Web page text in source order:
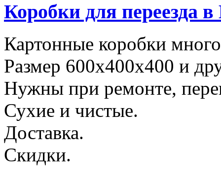
Коробки для переезда
Картонные коробки
Размер 600х400х400 и
Нужны при ремонте,
Сухие и чистые.
Доставка.
Скидки.